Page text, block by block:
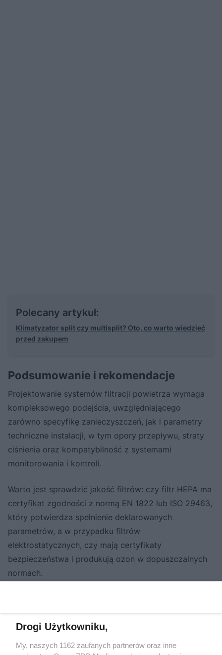
Polecany artykuł:
Klimatyzator split czy multisplit? Oto, co warto wiedzieć
przed zakupem
Podsumowanie i rekomendacje
Projektowanie systemów filtracji powietrza wymaga
kompleksowego podejścia, uwzględniającego
zarówno specyfikę zanieczyszczeń, jak i parametry
techniczne instalacji, w tym opory przepływu, straty
ciśnienia oraz kompatybilność z systemami
monitorowania i kontroli.
Warto jest sprawdzić jakość filtrów: czy filtr HEPA ma
certyfikat zgodności z normą EN 1822 lub ISO 29463,
który potwierdza spełnienie deklarowanych
parametrów, a w przypadku filtrów
elektrostatycznych, czy mają certyfikaty
bezpieczeństwa i produkują ozon w dopuszczalnych
normach.
zaleceniami producenta, aby zapewnić optymalną
jakość powietrza i wydajność systemu
Drogi Użytkowniku,
My, naszych 1162 zaufanych partnerów oraz inne